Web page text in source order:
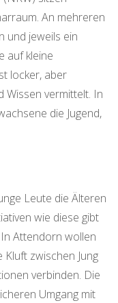
An mehreren
und jeweils ein
auf kleine
locker, aber
vermittelt. In
die Jugend,
Leute die Älteren
wie diese gibt
Attendorn wollen
zwischen Jung
verbinden. Die
Umgang mit